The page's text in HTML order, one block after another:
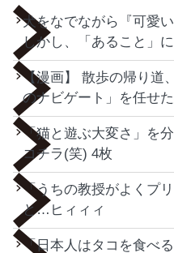
犬をなでながら『可愛
しかし、「あること」
【漫画】 散歩の帰り道
のナビゲート」を任せ
「猫と遊ぶ大変さ」を
コチラ(笑) 4枚
「うちの教授がよくプ
と…ヒィィィ
「日本人はタコを食べ